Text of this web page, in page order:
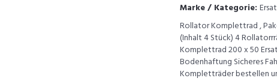
Marke / Kategorie:
Rollator Komplettrad ,
(Inhalt 4 Stück) 4
Komplettrad 200 x 50
Bodenhaftung Sicheres
Kompletträder bestellen